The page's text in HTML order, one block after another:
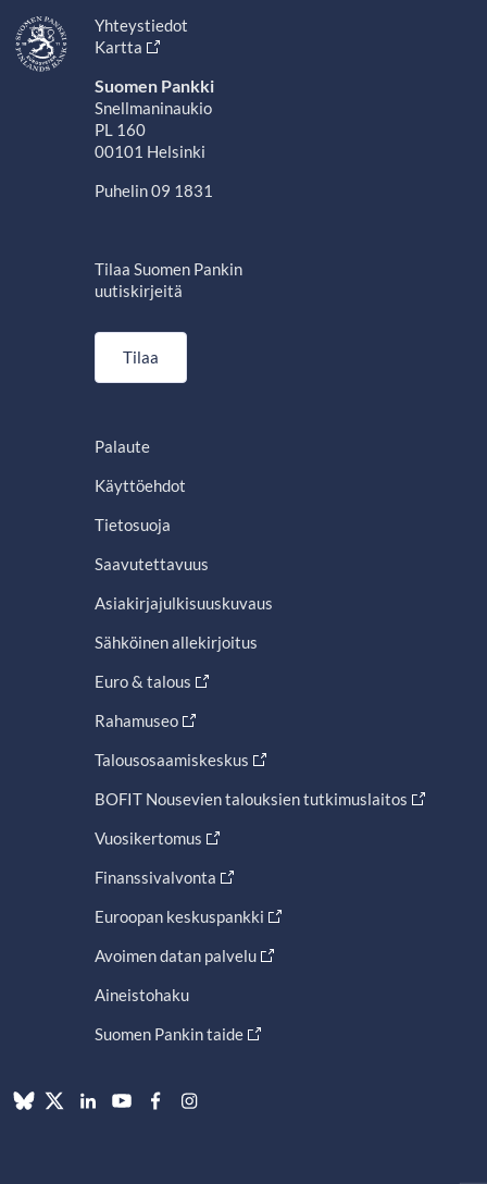
Yhteystiedot
Kartta
Suomen Pankki
Snellmaninaukio
PL 160
00101 Helsinki
Puhelin 09 1831
Tilaa Suomen Pankin
uutiskirjeitä
Tilaa
Palaute
Käyttöehdot
Tietosuoja
Saavutettavuus
Asiakirjajulkisuuskuvaus
Sähköinen allekirjoitus
Euro & talous
Rahamuseo
Talousosaamiskeskus
BOFIT Nousevien talouksien tutkimuslaitos
Vuosikertomus
Finanssivalvonta
Euroopan keskuspankki
Avoimen datan palvelu
Aineistohaku
Suomen Pankin taide